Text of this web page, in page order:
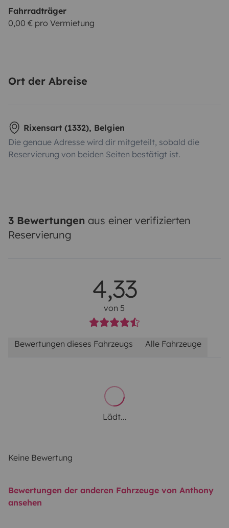
Fahrradträger
0,00 € pro Vermietung
Ort der Abreise
Rixensart (1332), Belgien
Die genaue Adresse wird dir mitgeteilt, sobald die
Reservierung von beiden Seiten bestätigt ist.
3 Bewertungen aus einer verifizierten
Reservierung
4,33
von 5
Bewertungen dieses Fahrzeugs Alle Fahrzeuge
Lädt...
Keine Bewertung
Bewertungen der anderen Fahrzeuge von Anthony
ansehen